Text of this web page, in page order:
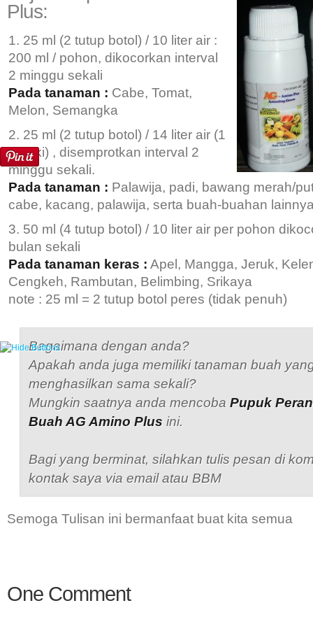
Plus:
25 ml (2 tutup botol) / 10 liter air :
200 ml / pohon, dikocorkan interval
2 minggu sekali
Pada tanaman : Cabe, Tomat,
Melon, Semangka
25 ml (2 tutup botol) / 14 liter air (1
tangki) , disemprotkan interval 2
minggu sekali.
Pada tanaman : Palawija, padi, bawang merah/
cabe, kacang, palawija, serta buah-buahan
50 ml (4 tutup botol) / 10 liter air per pohon
bulan sekali
Pada tanaman keras : Apel, Mangga, Jeruk,
Cengkeh, Rambutan, Belimbing, Srikaya
note : 25 ml = 2 tutup botol peres (tidak penuh)
Bagaimana dengan anda?
Apakah anda juga memiliki tanaman buah
menghasilkan sama sekali?
Mungkin saatnya anda mencoba Pupuk
Buah AG Amino Plus ini.
Bagi yang berminat, silahkan tulis pesan di
kontak saya via email atau BBM
Semoga Tulisan ini bermanfaat buat kita semua
One Comment